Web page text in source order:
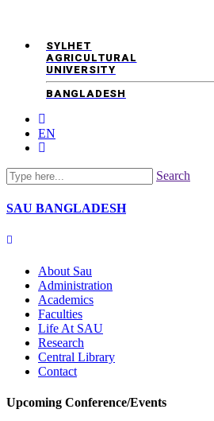
SYLHET
AGRICULTURAL
UNIVERSITY
BANGLADESH
EN
Search
SAU BANGLADESH
About Sau
Administration
Academics
Faculties
Life At SAU
Research
Central Library
Contact
Upcoming Conference/Events